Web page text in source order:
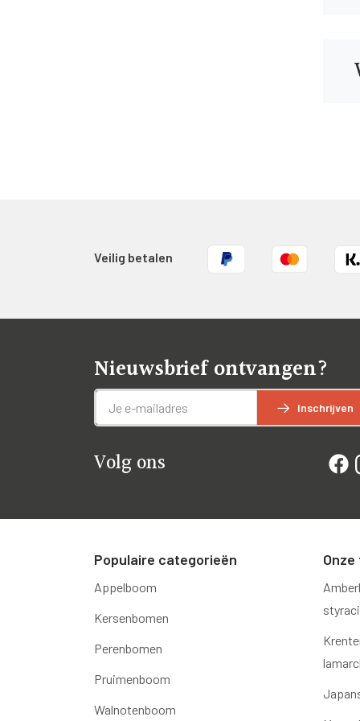
Veilig betalen
Nieuwsbrief ontvangen?
Inschrijven
Volg ons
Populaire categorieën
Appelboom
Kersenbomen
Perenbomen
Pruimenboom
Walnotenboom